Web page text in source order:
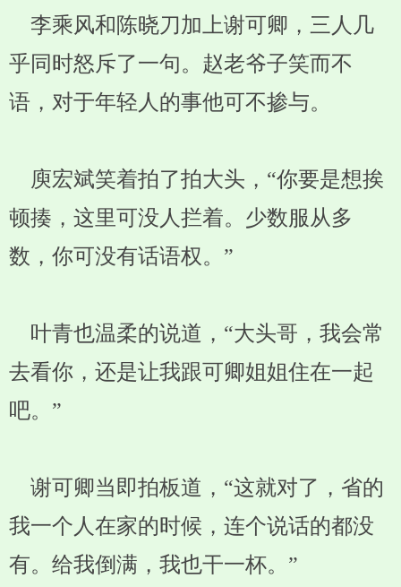
李乘风和陈晓刀加上谢可卿，三人几
乎同时怒斥了一句。赵老爷子笑而不
语，对于年轻人的事他可不掺与。
庾宏斌笑着拍了拍大头，“你要是想挨
顿揍，这里可没人拦着。少数服从多
数，你可没有话语权。”
叶青也温柔的说道，“大头哥，我会常
去看你，还是让我跟可卿姐姐住在一起
吧。”
谢可卿当即拍板道，“这就对了，省的
我一个人在家的时候，连个说话的都没
有。给我倒满，我也干一杯。”